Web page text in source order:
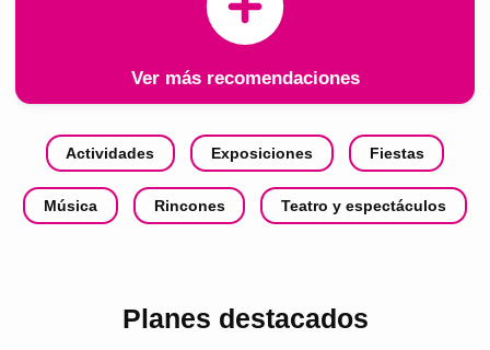
Ver más recomendaciones
Actividades Exposiciones Fiestas
Música Rincones Teatro y espectáculos
Planes destacados